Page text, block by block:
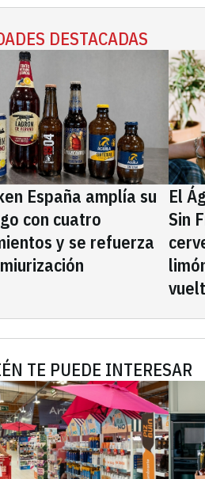
DESTACADAS
España amplía su
con cuatro
y se refuerza
El
Sin
TE PUEDE INTERESAR